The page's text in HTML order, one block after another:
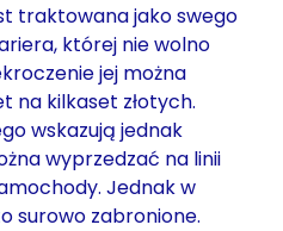
traktowana jako swego
której nie wolno
jej można
kilkaset złotych.
wskazują jednak
wyprzedzać na linii
Jednak w
surowo zabronione.